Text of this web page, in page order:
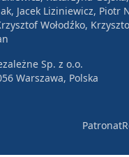
Jacek Liziniewicz, Piotr
Wołodźko,
Sp. z o.o.
Warszawa, Polska
Patronat